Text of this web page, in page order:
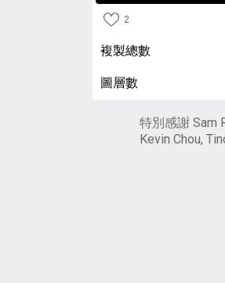
2
複製總數
圖層數
特別感謝 Sam
Kevin Chou,